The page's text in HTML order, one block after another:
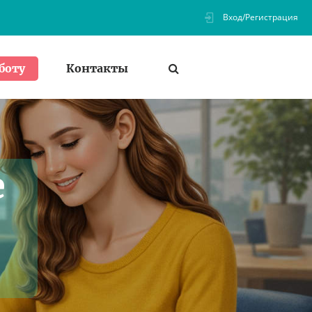
Вход/Регистрация
Контакты